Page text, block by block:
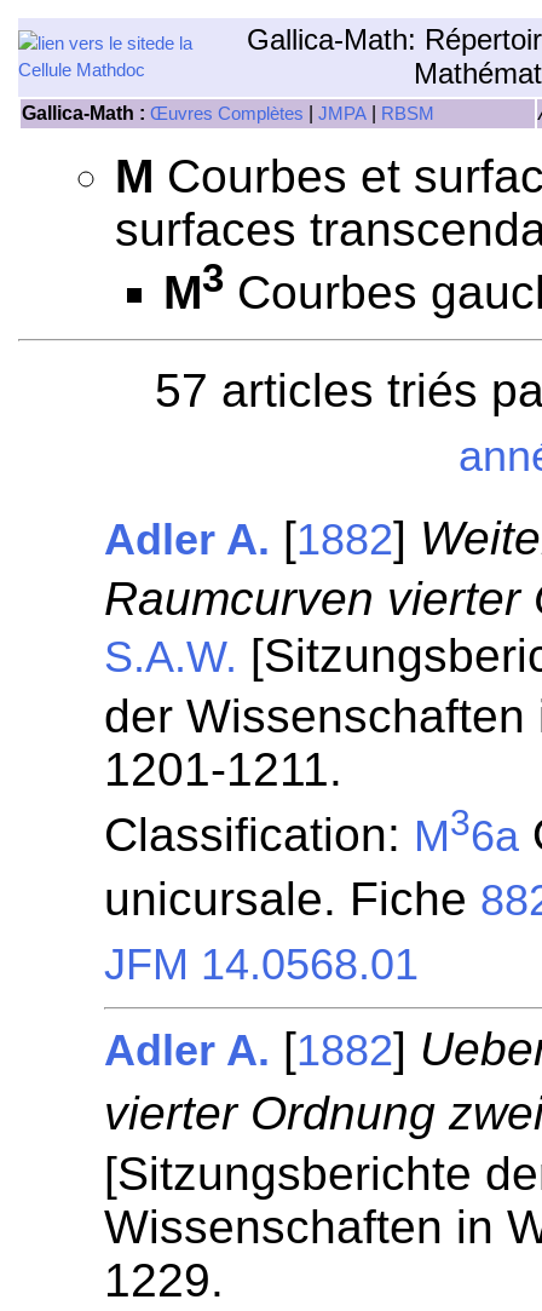
Gallica-Math:
Gallica-Math : Œuvres Complètes JMPA RBSM
M Courbes et
surfaces
M3 Courbes
57 articles triés
Adler A. [1882]
Raumcurven vierter
S.A.W.
der
1201-1211.
Classification: M36a
unicursale. Fiche
JFM 14.0568.01
Adler A. [1882]
vierter Ordnung
[Sitzungsberichte
Wissenschaften in
1229.